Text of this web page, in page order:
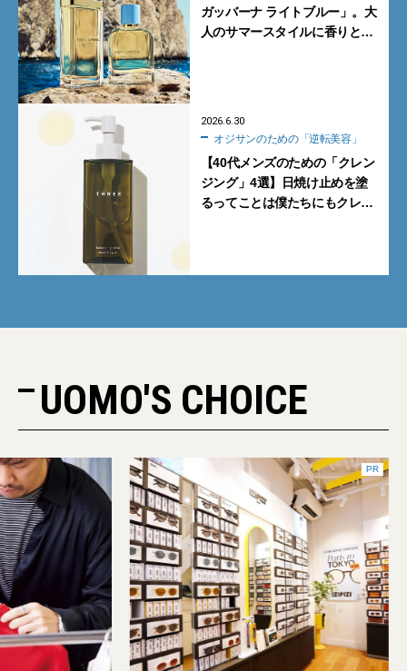
ガッバーナ ライトブルー」。大
人のサマースタイルに香りとい
2026.6.30
オジサンのための「逆転美容」
【40代メンズのための「クレン
ジング」4選】日焼け止めを塗
るってことは僕たちにもクレン
UOMO'S CHOICE